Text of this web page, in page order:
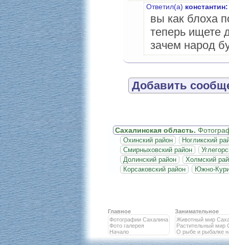
Ответил(а) константин:
вы как блоха
теперь ищете
зачем народ
Добавить
Сахалинская область.
Охинский район
Ногликский
Смирныховский район
Долинский район
Холмский
Корсаковский район
Южно-
Главное
Фотографии Сахалина
Фото галерея
Начало
Занимательное
Животный мир
Растительный мир
О рыбе и рыбалке